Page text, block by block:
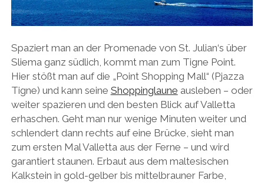
Spaziert man an der Promenade von St. Julian‘s über
Sliema ganz südlich, kommt man zum Tigne Point.
Hier stößt man auf die „Point Shopping Mall“ (Pjazza
Tigne) und kann seine Shoppinglaune ausleben – oder
weiter spazieren und den besten Blick auf Valletta
erhaschen. Geht man nur wenige Minuten weiter und
schlendert dann rechts auf eine Brücke, sieht man
zum ersten Mal Valletta aus der Ferne – und wird
garantiert staunen. Erbaut aus dem maltesischen
Kalkstein in gold-gelber bis mittelbrauner Farbe,